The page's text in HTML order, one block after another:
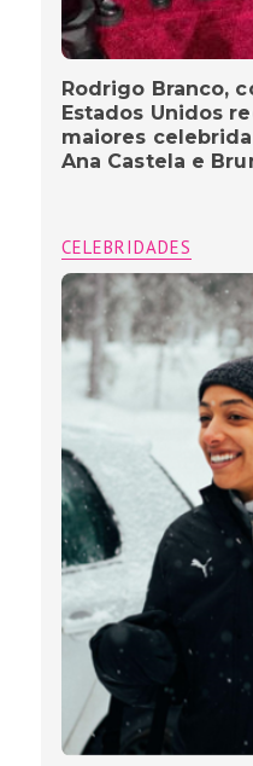
Rodrigo Branco,
Estados Unidos
maiores
Ana Castela e
CELEBRIDADES